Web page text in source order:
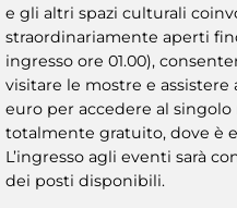
e gli altri spazi culturali
straordinariamente aperti
ingresso ore 01.00),
visitare le mostre e assistere
euro per accedere al
totalmente gratuito, dove è
L’ingresso agli eventi sarà
dei posti disponibili.